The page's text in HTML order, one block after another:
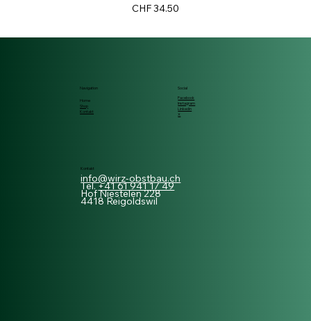
Preis
CHF 34.50
Kontakt
info@wirz-obstbau.ch
Tel.+41 61 941 17 49
Hof Niestelen 228
4418 Reigoldswil
Social
Facebook
Instagram
Linkedin
X
Navigation
Home
Shop
Kontakt